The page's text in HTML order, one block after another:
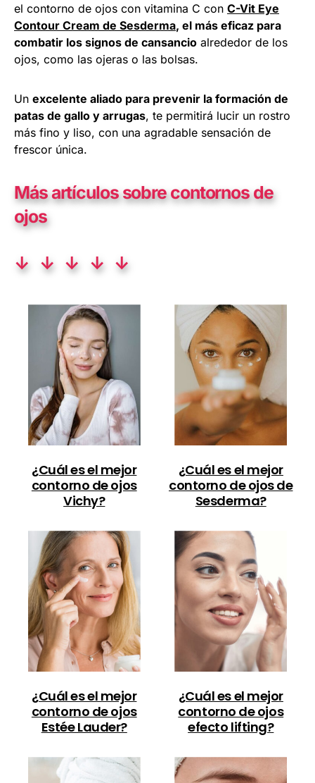
el contorno de ojos con vitamina C con C-Vit Eye
Contour Cream de Sesderma, el más eficaz para
combatir los signos de cansancio alrededor de los
ojos, como las ojeras o las bolsas.
Un excelente aliado para prevenir la formación de
patas de gallo y arrugas, te permitirá lucir un rostro
más fino y liso, con una agradable sensación de
frescor única.
Más artículos sobre contornos de
ojos
↓ ↓ ↓ ↓ ↓
¿Cuál es el mejor
contorno de ojos
Vichy?
¿Cuál es el mejor
contorno de ojos de
Sesderma?
¿Cuál es el mejor
contorno de ojos
Estée Lauder?
¿Cuál es el mejor
contorno de ojos
efecto lifting?